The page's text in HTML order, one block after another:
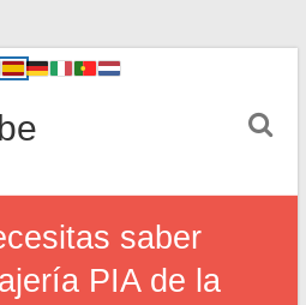
saber
PIA de la